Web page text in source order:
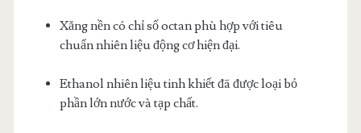
Xăng nền có chỉ số octan phù hợp với tiêu
chuẩn nhiên liệu động cơ hiện đại.
Ethanol nhiên liệu tinh khiết đã được loại bỏ
phần lớn nước và tạp chất.